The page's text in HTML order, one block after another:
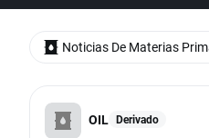
OIL Derivado
Noticias De Materias